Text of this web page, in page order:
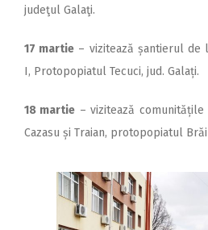
judeţul Galaţi.
17 martie – vizitează șan­tierul de
I, Protopopiatul Tecuci, jud. Galați.
18 martie – vizitează
Cazasu și Traian, protopopiatul